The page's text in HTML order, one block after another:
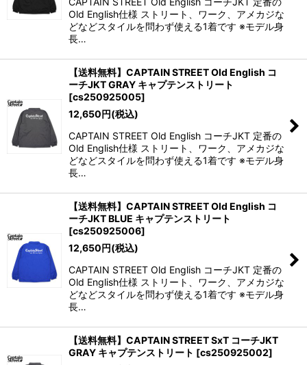
Old English仕様 ストリート、ワーク、アメカジな
どなどスタイルを問わず使える1着です ※モデル身
長…
【送料無料】CAPTAIN STREET Old English コ
ーチJKT GRAY キャプテンストリート
[cs250925005]
12,650円(税込)
CAPTAIN STREET Old English コーチJKT 定番の
Old English仕様 ストリート、ワーク、アメカジな
どなどスタイルを問わず使える1着です ※モデル身
長…
【送料無料】CAPTAIN STREET Old English コ
ーチJKT BLUE キャプテンストリート
[cs250925006]
12,650円(税込)
CAPTAIN STREET Old English コーチJKT 定番の
Old English仕様 ストリート、ワーク、アメカジな
どなどスタイルを問わず使える1着です ※モデル身
長…
【送料無料】CAPTAIN STREET SxT コーチJKT
GRAY キャプテンストリート [cs250925002]